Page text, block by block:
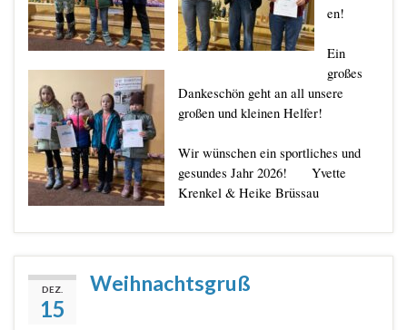
en!
Ein
großes
Dankeschön geht an all unsere
großen und kleinen Helfer!
Wir wünschen ein sportliches und
gesundes Jahr 2026! Yvette
Krenkel & Heike Brüssau
DEZ.
15
Weihnachtsgruß